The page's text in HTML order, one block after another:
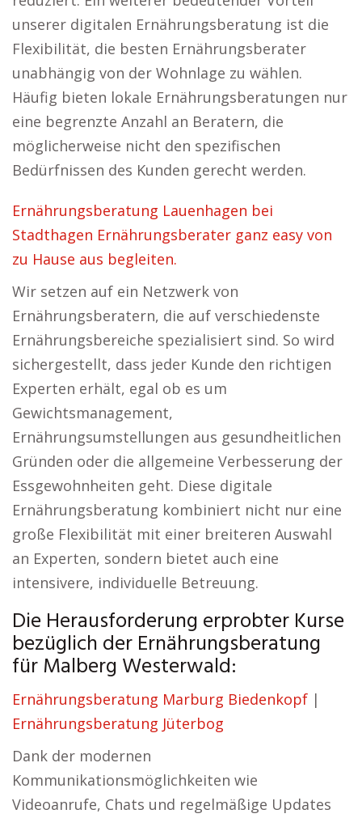
unserer digitalen Ernährungsberatung ist die
Flexibilität, die besten Ernährungsberater
unabhängig von der Wohnlage zu wählen.
Häufig bieten lokale Ernährungsberatungen nur
eine begrenzte Anzahl an Beratern, die
möglicherweise nicht den spezifischen
Bedürfnissen des Kunden gerecht werden.
Ernährungsberatung Lauenhagen bei
Stadthagen Ernährungsberater ganz easy von
zu Hause aus begleiten.
Wir setzen auf ein Netzwerk von
Ernährungsberatern, die auf verschiedenste
Ernährungsbereiche spezialisiert sind. So wird
sichergestellt, dass jeder Kunde den richtigen
Experten erhält, egal ob es um
Gewichtsmanagement,
Ernährungsumstellungen aus gesundheitlichen
Gründen oder die allgemeine Verbesserung der
Essgewohnheiten geht. Diese digitale
Ernährungsberatung kombiniert nicht nur eine
große Flexibilität mit einer breiteren Auswahl
an Experten, sondern bietet auch eine
intensivere, individuelle Betreuung.
Die Herausforderung erprobter Kurse
bezüglich der Ernährungsberatung
für Malberg Westerwald:
Ernährungsberatung Marburg Biedenkopf |
Ernährungsberatung Jüterbog
Dank der modernen
Kommunikationsmöglichkeiten wie
Videoanrufe, Chats und regelmäßige Updates